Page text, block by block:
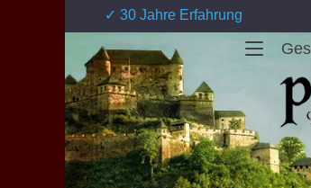
✓ 30 Jahre Erfahrung